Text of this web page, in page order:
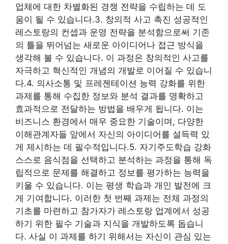
업체에 대한 차별화된 경쟁 전략을 수립하는 데 도
움이 될 수 있습니다.3. 창의적 사고 촉진 성공적인
레스토랑의 컨셉과 운영 전략을 분석함으로써 기존
의 틀을 뛰어넘는 새로운 아이디어나 접근 방식을
생각해 볼 수 있습니다. 이 과정은 창의적인 사고를
자극하고 혁신적인 개념의 개발로 이어질 수 있습니
다.4. 의사소통 및 프레젠테이션 능력 강화를 위한
과제를 통해 수집한 정보와 분석 결과를 명확하고
효과적으로 전달하는 방법을 배우게 됩니다. 이는
비즈니스 환경에서 매우 중요한 기술이며, 다양한
이해관계자들 앞에서 자신의 아이디어를 설득력 있
게 제시하는 데 필수적입니다.5. 자기주도학습 강화
스스로 음식점을 선택하고 분석하는 과정을 통해 독
립적으로 문제를 해결하고 정보를 평가하는 능력을
키울 수 있습니다. 이는 평생 학습과 개인 발전에 크
게 기여합니다. 이러한 첫 번째 과제는 전체 과정의
기초를 마련하고 참가자가 레스토랑 업계에서 성공
하기 위한 필수 기술과 지식을 개발하도록 돕습니
다. 사실 이 과제를 하기 위해서는 자신이 관심 있는